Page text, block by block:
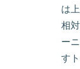
は
相
ー
す